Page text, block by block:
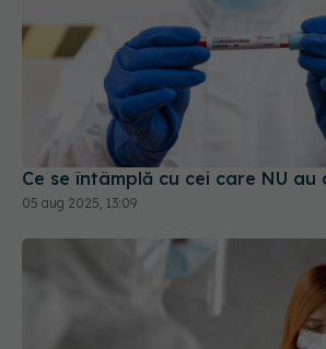
Ce se întâmplă cu cei care NU au
05 aug 2025, 13:09